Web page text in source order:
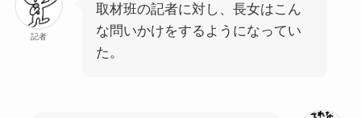
記者
取材班の記者に対し、長女はこん
な問いかけをするようになってい
た。